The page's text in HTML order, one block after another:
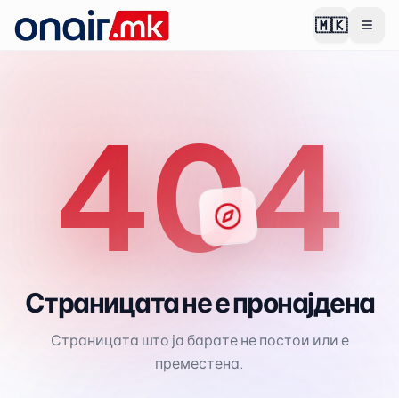
🇲🇰
404
Страницата не е пронајдена
Страницата што ја барате не постои или е
преместена.